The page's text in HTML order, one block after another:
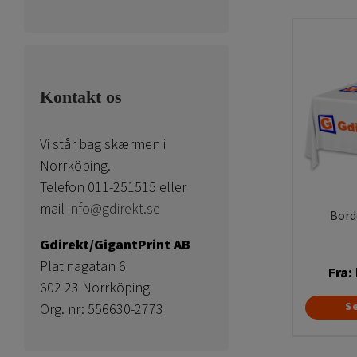
Fra:
Kontakt os
Vi står bag skærmen i
Norrköping.
Telefon 011-251515 eller
mail info@gdirekt.se
Gdirekt/GigantPrint AB
Platinagatan 6
602 23 Norrköping
Org. nr: 556630-2773